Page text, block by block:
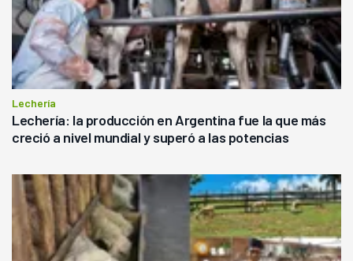
Lechería
Lechería: la producción en Argentina fue la que más
creció a nivel mundial y superó a las potencias